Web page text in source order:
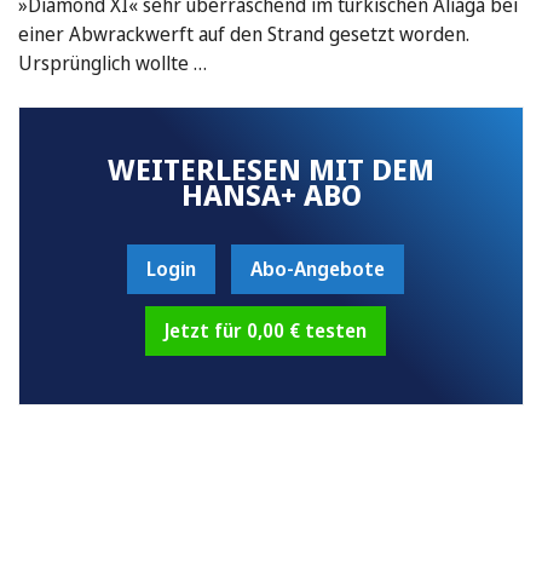
einer Abwrackwerft auf den Strand gesetzt worden.
Ursprünglich wollte …
WEITERLESEN MIT DEM
HANSA+ ABO
Login Abo-Angebote
Jetzt für 0,00 € testen